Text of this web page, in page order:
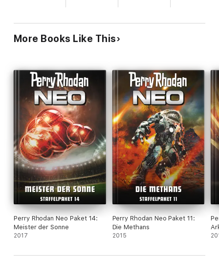
Währenddessen verschlechtert sich die Lage auf der Erde. So
nah. Ein Angriff auf die Raumflotte der Sitarakh soll die Lage
More Books Like This
Perry Rhodan Neo Paket 14:
Meister der Sonne
2017
Perry Rhodan Neo Paket 11:
Die Methans
2015